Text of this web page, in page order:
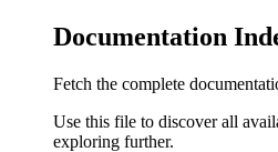
Documentation
Fetch the complete
Use this file to discover all
exploring further.